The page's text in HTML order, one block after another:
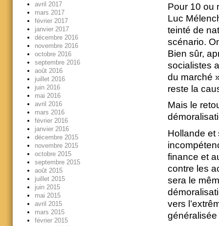
Pour 10 ou
Luc
teinté de
scénario.
Bien sûr,
socialistes
du marché
reste la
Mais le
Hollande et
finance et
contre les
sera le
vers
avril 2017
mars 2017
février 2017
janvier 2017
décembre 2016
novembre 2016
octobre 2016
septembre 2016
août 2016
juillet 2016
juin 2016
mai 2016
avril 2016
mars 2016
février 2016
janvier 2016
décembre 2015
novembre 2015
octobre 2015
septembre 2015
août 2015
juillet 2015
juin 2015
mai 2015
avril 2015
mars 2015
février 2015